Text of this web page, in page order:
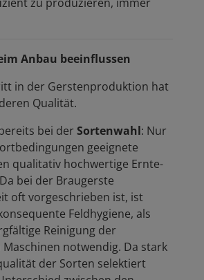
Anbau beeinflussen
in der Gerstenproduktion hat
Qualität.
bei der Sortenwahl: Nur
geeignete
qualitativ hochwertige Ernte­
bei der Braugerste
oft vorgeschrieben ist, ist
Feldhygiene, als
Reinigung der
notwendig. Da stark
der Sorten selektiert